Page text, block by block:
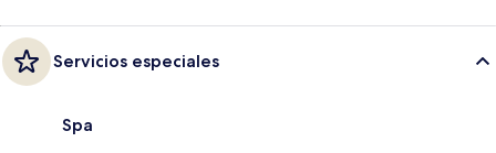
Servicios especiales
Spa